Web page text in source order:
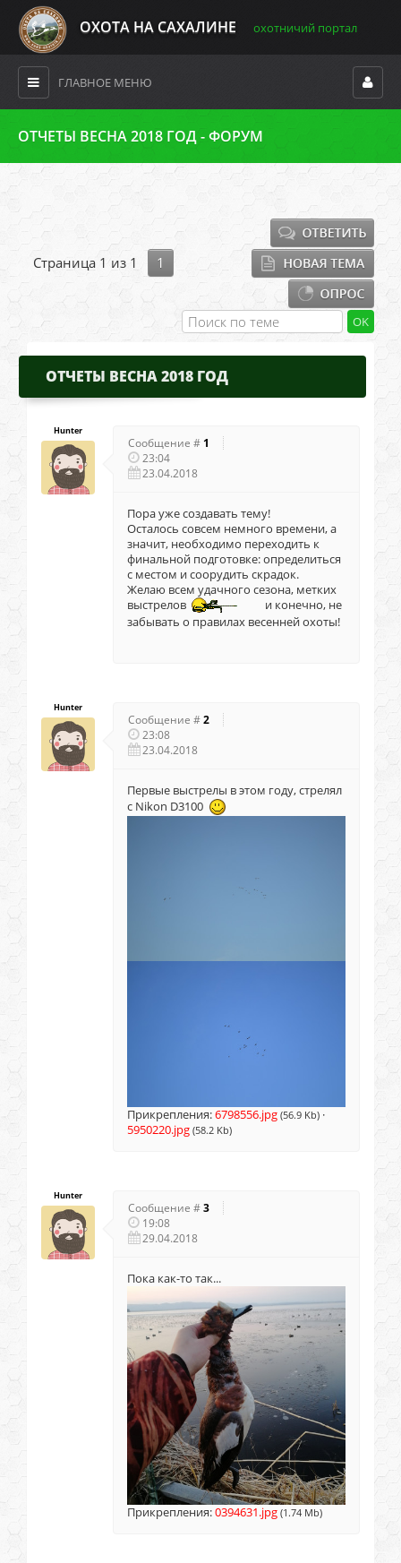
ОХОТА НА САХАЛИНЕ охотничий портал
ГЛАВНОЕ МЕНЮ
ОТЧЕТЫ ВЕСНА 2018 ГОД - ФОРУМ
Страница 1 из 1 1
ОТЧЕТЫ ВЕСНА 2018 ГОД
Hunter
Сообщение # 1
23:04
23.04.2018
Пора уже создавать тему!
Осталось совсем немного времени, а
значит, необходимо переходить к
финальной подготовке: определиться
с местом и соорудить скрадок.
Желаю всем удачного сезона, метких
выстрелов
и конечно, не
забывать о правилах весенней охоты!
Hunter
Сообщение #2
23:08
23.04.2018
Первые выстрелы в этом году, стрелял
с Nikon D3100
Прикрепления:6798556.jpg (56.9 Kb) ·
5950220.jpg (58.2 Kb)
Hunter
Сообщение #3
19:08
29.04.2018
Пока как-то так...
Прикрепления:0394631.jpg (1.74 Mb)